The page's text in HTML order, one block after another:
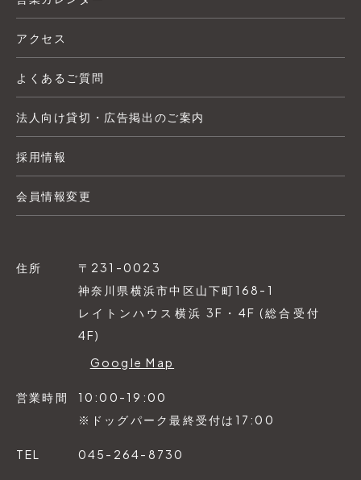
アクセス
よくあるご質問
法人向け貸切・広告掲出のご案内
採用情報
会員情報変更
住所
〒231-0023
神奈川県横浜市中区山下町168-1
レイトンハウス横浜 3F・4F (総合受付
4F)
Google Map
営業時間
10:00-19:00
※ドッグパーク最終受付は17:00
TEL 045-264-8730